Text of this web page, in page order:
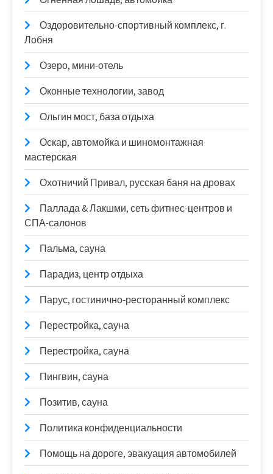
Оздоровительно-спортивный комплекс, г.
Лобня
Озеро, мини-отель
Оконные технологии, завод
Ольгин мост, база отдыха
Оскар, автомойка и шиномонтажная
мастерская
Охотничий Привал, русская баня на дровах
Паллада & Лакшми, сеть фитнес-центров и
СПА-салонов
Пальма, сауна
Парадиз, центр отдыха
Парус, гостинично-ресторанный комплекс
Перестройка, сауна
Перестройка, сауна
Пингвин, сауна
Позитив, сауна
Политика конфиденциальности
Помощь на дороге, эвакуация автомобилей